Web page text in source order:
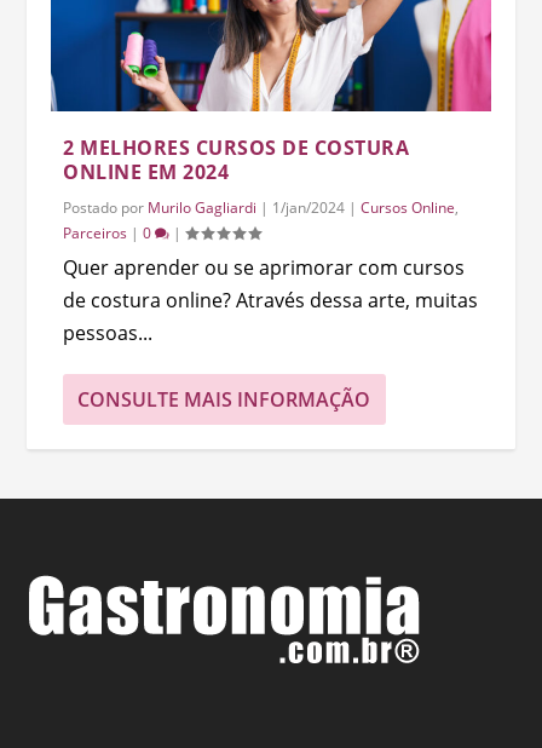
2 MELHORES CURSOS DE COSTURA
ONLINE EM 2024
Postado por Murilo Gagliardi | 1/jan/2024 |Cursos Online,
Parceiros |0 |
Quer aprender ou se aprimorar com cursos
de costura online? Através dessa arte, muitas
pessoas...
CONSULTE MAIS INFORMAÇÃO